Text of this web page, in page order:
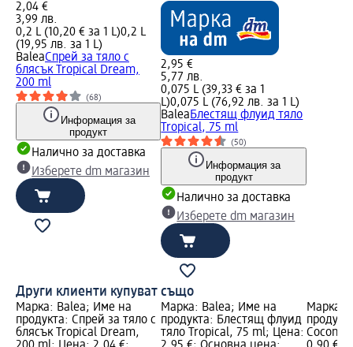
2,04 €
3,99 лв.
0,2 L (10,20 € за 1 L)0,2 L
(19,95 лв. за 1 L)
BaleaСпрей за тяло с
блясък Tropical Dream,
200 ml
(68)
Информация за
продукт
Налично за доставка
Изберете dm магазин
2,95 €
5,77 лв.
0,075 L (39,33 € за 1
L)0,075 L (76,92 лв. за 1 L)
BaleaБлестящ флуид тяло
Tropical, 75 ml
(50)
Информация за
продукт
Налично за доставка
Изберете dm магазин
Други клиенти купуват също
Марка: Balea; Име на
продукта: Спрей за тяло с
блясък Tropical Dream,
Марка: Balea; Име на
продукта: Блестящ флуид
тяло Tropical, 75 ml; Цена:
Марка: